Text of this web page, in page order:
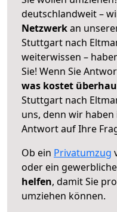
deutschlandweit –
Netzwerkan
Stuttgart nach
weiterwissen –
Sie! Wenn Sie
was kostet
Stuttgart nach
uns, denn wir
Antwort auf Ihre
Ob ein Privatumzug
oder ein
helfen, damit Sie
umziehen können.